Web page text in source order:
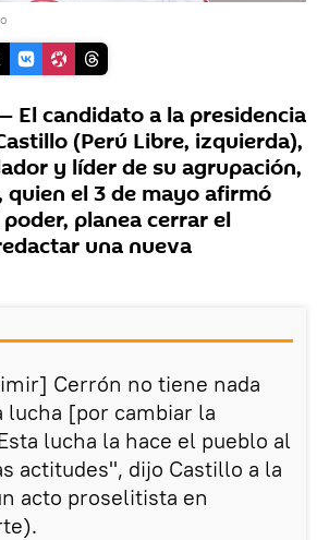
El candidato a la presidencia
(Perú Libre, izquierda),
y líder de su agrupación,
quien el 3 de mayo afirmó
planea cerrar el
una nueva
Cerrón no tiene nada
lucha [por cambiar la
lucha la hace el pueblo al
actitudes", dijo Castillo a la
acto proselitista en